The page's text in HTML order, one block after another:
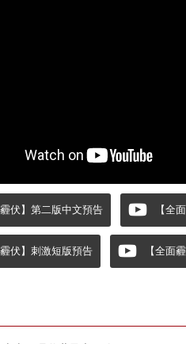
霾伏】第二版中文預告 【全
霾伏】刺激短版預告 【全面